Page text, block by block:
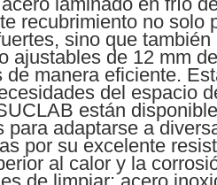
recubrimiento no solo
sino que
de 12 mm
manera eficiente.
del espacio
están
adaptarse a
por su excelente
al calor y la